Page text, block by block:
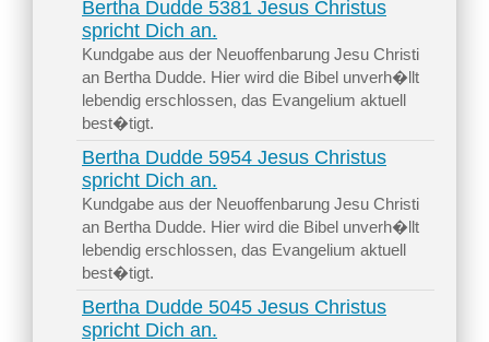
Bertha Dudde 5381 Jesus Christus
spricht Dich an.
Kundgabe aus der Neuoffenbarung Jesu Christi
an Bertha Dudde. Hier wird die Bibel unverh�llt
lebendig erschlossen, das Evangelium aktuell
best�tigt.
Bertha Dudde 5954 Jesus Christus
spricht Dich an.
Kundgabe aus der Neuoffenbarung Jesu Christi
an Bertha Dudde. Hier wird die Bibel unverh�llt
lebendig erschlossen, das Evangelium aktuell
best�tigt.
Bertha Dudde 5045 Jesus Christus
spricht Dich an.